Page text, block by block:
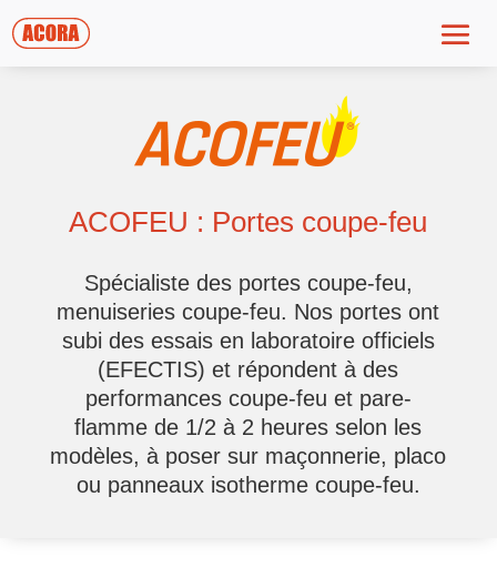
ACOFEU : Portes coupe-feu
Spécialiste des portes coupe-feu,
menuiseries coupe-feu. Nos portes ont
subi des essais en laboratoire officiels
(EFECTIS) et répondent à des
performances coupe-feu et pare-
flamme de 1/2 à 2 heures selon les
modèles, à poser sur maçonnerie, placo
ou panneaux isotherme coupe-feu.